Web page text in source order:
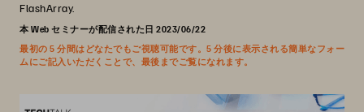
FlashArray.
本 Web セミナーが配信された日 2023/06/22
最初の 5 分間はどなたでもご視聴可能です。5 分後に表示される簡単なフォー
ムにご記入いただくことで、最後までご覧になれます。